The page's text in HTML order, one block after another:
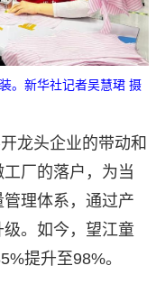
。新华社记者吴慧珺 摄
龙头企业的带动和
厂的落户，为当
理体系，通过产
。如今，望江童
提升至98%。